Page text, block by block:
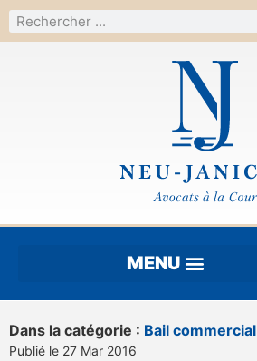
Dans la catégorie : Bail commercial
Publié le 27 Mar 2016